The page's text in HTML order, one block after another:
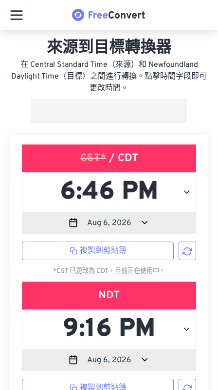
來源到目標轉換器
在 Central Standard Time（來源）和 Newfoundland
Daylight Time（目標）之間進行轉換。點擊時間字段即可
更改時間。
CST*/ CDT
複製到剪貼簿
*CST 已更改為 CDT，目前正在使用中。
NDT
複製到剪貼簿